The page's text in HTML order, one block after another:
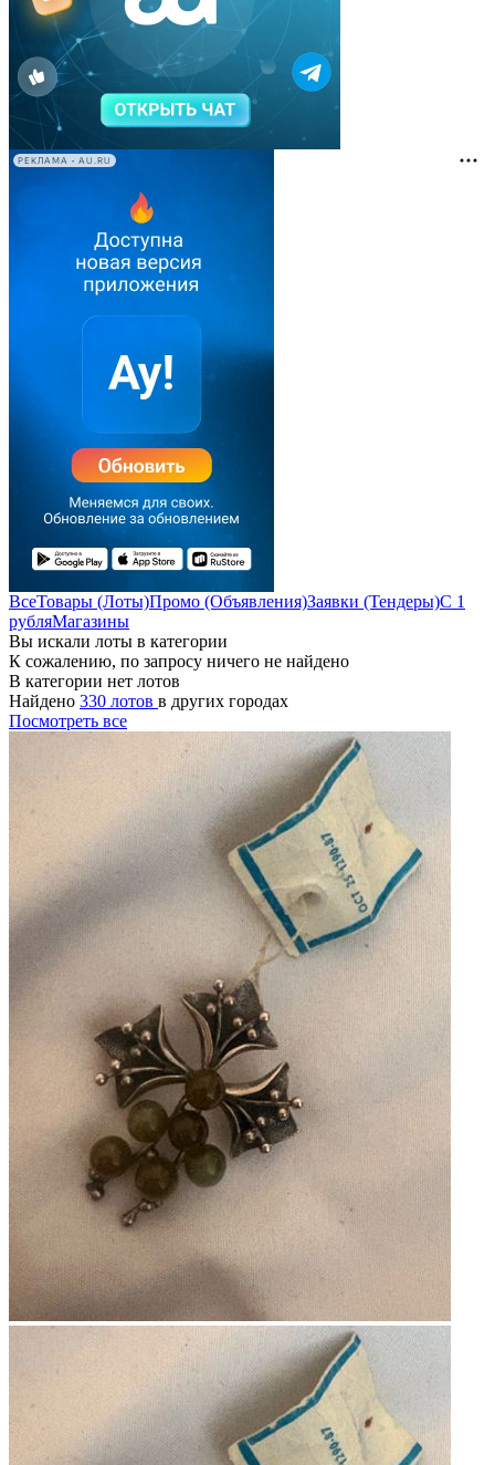
РЕКЛАМА • AU.RU
ВсеТовары (Лоты)Промо (Объявления)Заявки (Тендеры)С 1
рубляМагазины
Вы искали лоты в категории
К сожалению, по запросу ничего не найдено
В категории нет лотов
Найдено 330 лотов в других городах
Посмотреть все